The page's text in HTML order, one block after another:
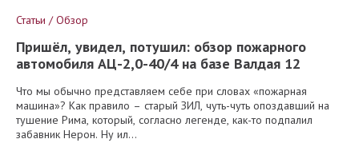
Статьи / Обзор
Пришёл, увидел, потушил: обзор пожарного
автомобиля АЦ-2,0-40/4 на базе Валдая 12
Что мы обычно представляем себе при словах «пожарная
машина»? Как правило – старый ЗИЛ, чуть-чуть опоздавший на
тушение Рима, который, согласно легенде, как-то подпалил
забавник Нерон. Ну ил...